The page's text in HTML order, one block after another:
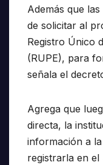
Además que
de solicitar al
Registro Único
(RUPE), para
señala el
Agrega que
directa, la
información a
registrarla en el